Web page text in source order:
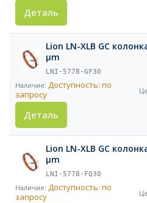
Деталь
Lion LN-XLB GC
µm
LNI-5778-GF30
Доступность: по
запросу
Деталь
Lion LN-XLB GC
µm
LNI-5778-FQ30
Доступность: по
запросу